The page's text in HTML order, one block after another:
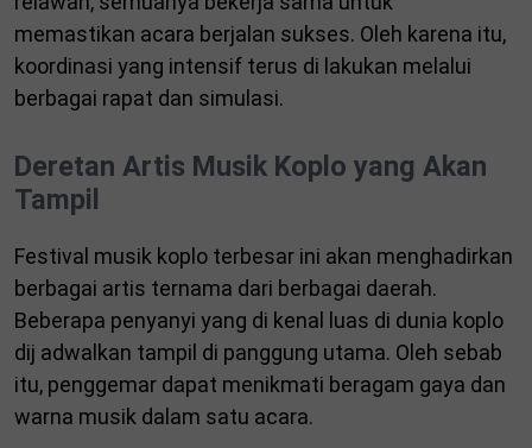
memastikan acara berjalan sukses. Oleh karena itu,
koordinasi yang intensif terus di lakukan melalui
berbagai rapat dan simulasi.
Deretan Artis Musik Koplo yang Akan
Tampil
Festival musik koplo terbesar ini akan menghadirkan
berbagai artis ternama dari berbagai daerah.
Beberapa penyanyi yang di kenal luas di dunia koplo
dij adwalkan tampil di panggung utama. Oleh sebab
itu, penggemar dapat menikmati beragam gaya dan
warna musik dalam satu acara.